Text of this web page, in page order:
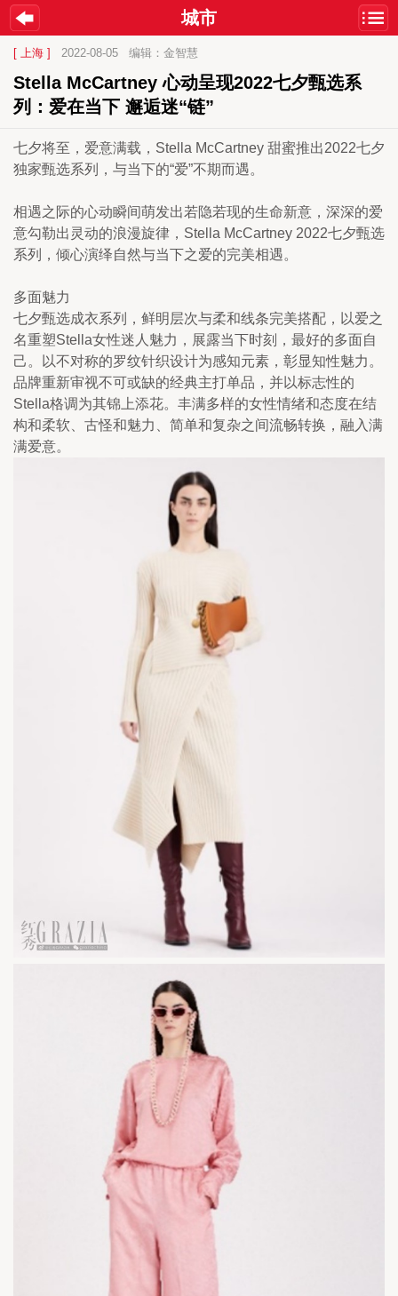
城市
[ 上海 ] 2022-08-05 编辑：金智慧
Stella McCartney 心动呈现2022七夕甄选系
列：爱在当下 邂逅迷“链”
七夕将至，爱意满载，Stella McCartney 甜蜜推出2022七夕
独家甄选系列，与当下的“爱”不期而遇。
相遇之际的心动瞬间萌发出若隐若现的生命新意，深深的爱
意勾勒出灵动的浪漫旋律，Stella McCartney 2022七夕甄选
系列，倾心演绎自然与当下之爱的完美相遇。
多面魅力
七夕甄选成衣系列，鲜明层次与柔和线条完美搭配，以爱之
名重塑Stella女性迷人魅力，展露当下时刻，最好的多面自
己。以不对称的罗纹针织设计为感知元素，彰显知性魅力。
品牌重新审视不可或缺的经典主打单品，并以标志性的
Stella格调为其锦上添花。丰满多样的女性情绪和态度在结
构和柔软、古怪和魅力、简单和复杂之间流畅转换，融入满
满爱意。